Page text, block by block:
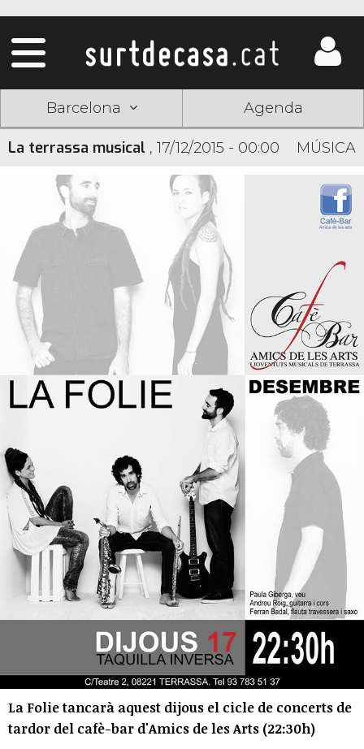
Barcelona Agenda
La terrassa musical , 17/12/2015 - 00:00 MÚSICA
La Folie tancarà aquest dijous el cicle de concerts de
tardor del cafè-bar d'Amics de les Arts (22:30h)